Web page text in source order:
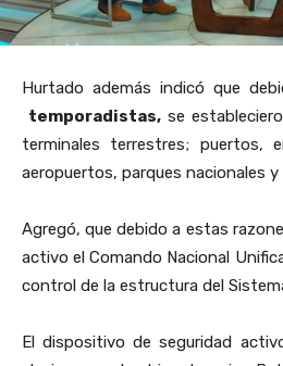
Hurtado además indicó que
temporadistas, se
terminales terrestres; puertos,
aeropuertos, parques nacionales
Agregó, que debido a estas
activo el Comando Nacional
control de la estructura del
El dispositivo de seguridad